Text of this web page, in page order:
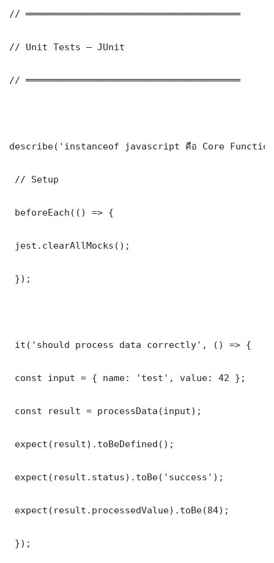
// ═══════════════════════════════════════
// Unit Tests — JUnit
// ═══════════════════════════════════════
describe('instanceof javascript คือ Core
// Setup
beforeEach(() => {
jest.clearAllMocks();
});
it('should process data correctly', () => {
const input = { name: 'test', value: 42 };
const result = processData(input);
expect(result).toBeDefined();
expect(result.status).toBe('success');
expect(result.processedValue).toBe(84);
});